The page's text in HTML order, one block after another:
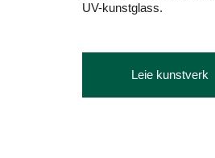
UV-kunstglass.
Leie kunstverk